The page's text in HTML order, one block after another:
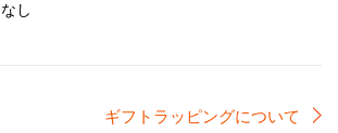
なし
ギフトラッピングについて